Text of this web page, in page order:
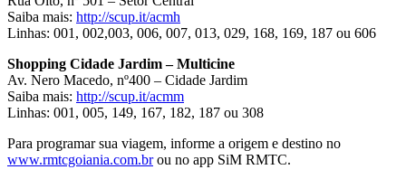
Saiba mais: http://scup.it/acmh
Linhas: 001, 002,003, 006, 007, 013, 029, 168, 169, 187 ou 606
Shopping Cidade Jardim – Multicine
Av. Nero Macedo, nº400 – Cidade Jardim
Saiba mais: http://scup.it/acmm
Linhas: 001, 005, 149, 167, 182, 187 ou 308
Para programar sua viagem, informe a origem e destino no
www.rmtcgoiania.com.brou no app SiM RMTC.